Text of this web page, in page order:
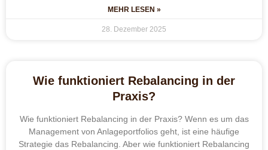
MEHR LESEN »
28. Dezember 2025
Wie funktioniert Rebalancing in der
Praxis?
Wie funktioniert Rebalancing in der Praxis? Wenn es um das
Management von Anlageportfolios geht, ist eine häufige
Strategie das Rebalancing. Aber wie funktioniert Rebalancing